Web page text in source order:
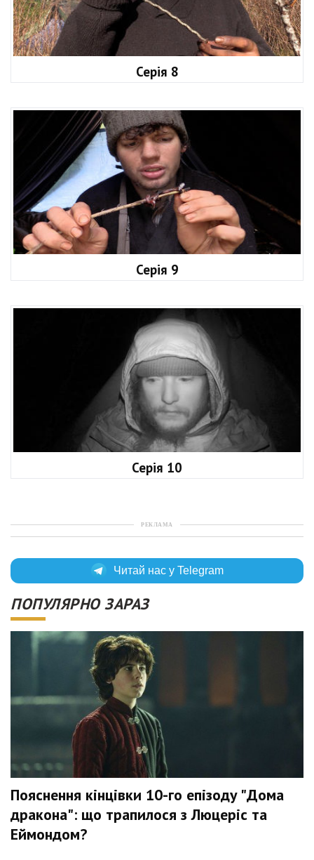
Серія 8
Серія 9
Серія 10
РЕКЛАМА
Читай нас у Telegram
ПОПУЛЯРНО ЗАРАЗ
Пояснення кінцівки 10-го епізоду "Дома
дракона": що трапилося з Люцеріс та
Еймондом?